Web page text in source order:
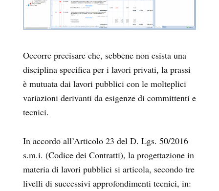
Occorre precisare che, sebbene non esista una
disciplina specifica per i lavori privati, la prassi
è mutuata dai lavori pubblici con le molteplici
variazioni derivanti da esigenze di committenti e
tecnici.
In accordo all’Articolo 23 del D. Lgs. 50/2016
s.m.i. (Codice dei Contratti), la progettazione in
materia di lavori pubblici si articola, secondo tre
livelli di successivi approfondimenti tecnici, in: